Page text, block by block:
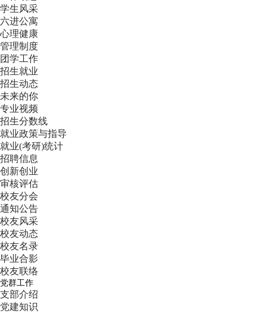
学生风采
六进公寓
心理健康
管理制度
团学工作
招生就业
招生动态
未来的你
专业视频
招生分数线
就业政策与指导
就业(考研)统计
招聘信息
创新创业
审核评估
校友分会
通知公告
校友风采
校友动态
校友名录
毕业合影
校友联络
党群工作
支部介绍
党建知识